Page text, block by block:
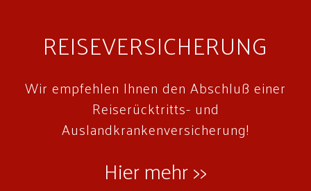
REISEVERSICHERUNG
Wir empfehlen Ihnen den Abschluß einer
Reiserücktritts- und
Auslandkrankenversicherung!
Hier mehr >>